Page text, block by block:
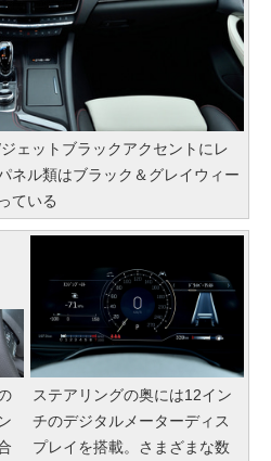
ェットブラックアクセントにレ
ネル類はブラック＆グレイウィー
ている
ステアリングの奥には12イン
チのデジタルメーターディス
プレイを搭載。さまざまな数